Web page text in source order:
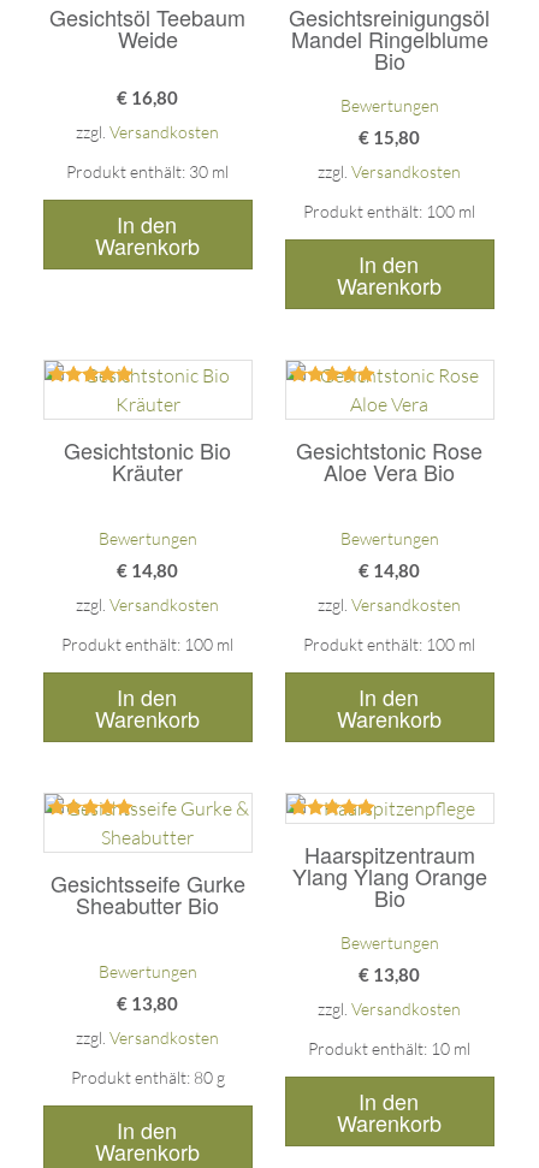
Gesichtsöl Teebaum
Weide
€ 16,80
zzgl.Versandkosten
Produkt enthält: 30 ml
In den
Warenkorb
Gesichtsreinigungsöl
Mandel Ringelblume
Bio
von 5
Bewertungen
€ 15,80
zzgl.Versandkosten
Produkt enthält: 100 ml
In den
Warenkorb
Gesichtstonic Bio
Kräuter
Bewertet
von 5
Bewertungen
€ 14,80
zzgl.Versandkosten
Produkt enthält: 100 ml
In den
Warenkorb
Gesichtstonic Rose
Aloe Vera Bio
Bewertet
von 5
Bewertungen
€ 14,80
zzgl.Versandkosten
Produkt enthält: 100 ml
In den
Warenkorb
Gesichtsseife Gurke
Sheabutter Bio
Bewertet
mit
von 5
Bewertungen
€ 13,80
zzgl.Versandkosten
Produkt enthält: 80 g
In den
Warenkorb
Haarspitzentraum
Ylang Ylang Orange
Bio
5.00
von 5
Bewertungen
€ 13,80
zzgl.Versandkosten
Produkt enthält: 10 ml
In den
Warenkorb